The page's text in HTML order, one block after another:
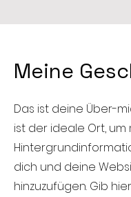
Meine
Das ist deine Über-
ist der ideale Ort, um
dich und deine
hinzuzufügen. Gib